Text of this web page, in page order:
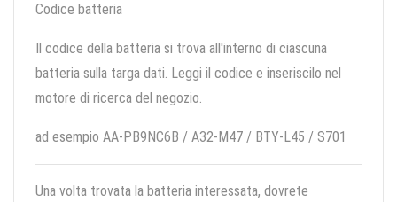
Codice batteria
Il codice della batteria si trova all'interno di ciascuna
batteria sulla targa dati. Leggi il codice e inseriscilo nel
motore di ricerca del negozio.
ad esempio AA-PB9NC6B / A32-M47 / BTY-L45 / S701
Una volta trovata la batteria interessata, dovrete